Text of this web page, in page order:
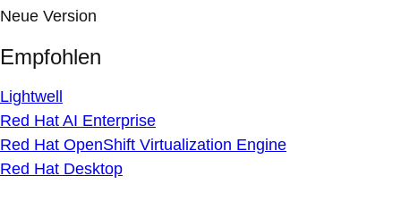
Neue Version
Empfohlen
Lightwell
Red Hat AI Enterprise
Red Hat OpenShift Virtualization Engine
Red Hat Desktop